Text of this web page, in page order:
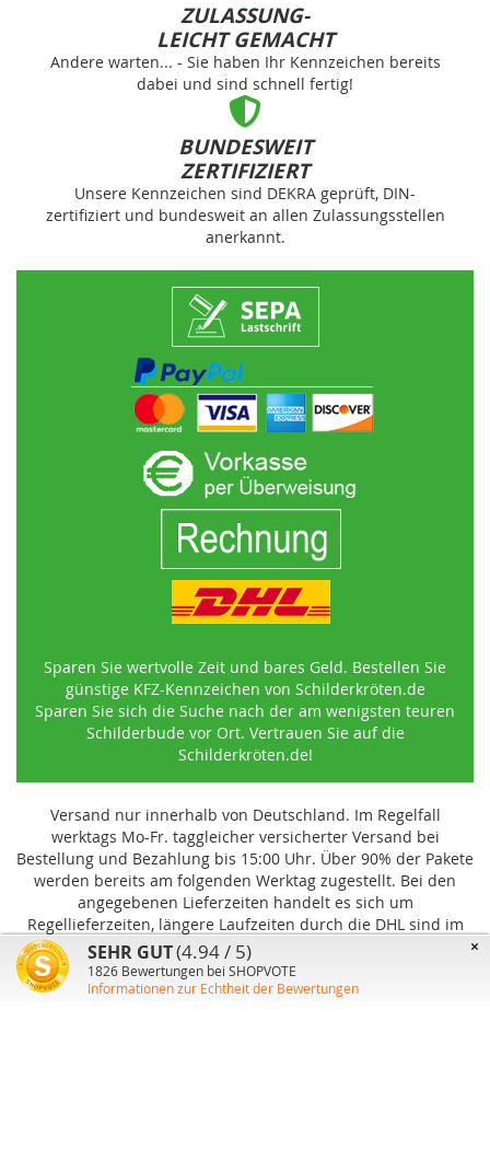
ZULASSUNG-
LEICHT GEMACHT
Andere warten... - Sie haben Ihr Kennzeichen bereits
dabei und sind schnell fertig!
BUNDESWEIT
ZERTIFIZIERT
Unsere Kennzeichen sind DEKRA geprüft, DIN-
zertifiziert und bundesweit an allen Zulassungsstellen
anerkannt.
Sparen Sie wertvolle Zeit und bares Geld. Bestellen Sie
günstige KFZ-Kennzeichen von Schilderkröten.de
Sparen Sie sich die Suche nach der am wenigsten teuren
Schilderbude vor Ort. Vertrauen Sie auf die
Schilderkröten.de!
Versand nur innerhalb von Deutschland. Im Regelfall
werktags Mo-Fr. taggleicher versicherter Versand bei
Bestellung und Bezahlung bis 15:00 Uhr. Über 90% der Pakete
werden bereits am folgenden Werktag zugestellt. Bei den
angegebenen Lieferzeiten handelt es sich um
Regellieferzeiten, längere Laufzeiten durch die DHL sind im
Einzelfall möglich und können von uns nicht beeinflusst
werden.
×
SEHR GUT(4.94 / 5)
1826 Bewertungen bei SHOPVOTE
Informationen zur Echtheit der Bewertungen